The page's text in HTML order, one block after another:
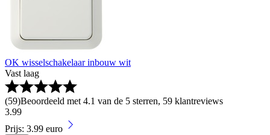
OK wisselschakelaar inbouw wit
Vast laag
(59)Beoordeeld met 4.1 van de 5 sterren, 59 klantreviews
3.99
Prijs: 3.99 euro